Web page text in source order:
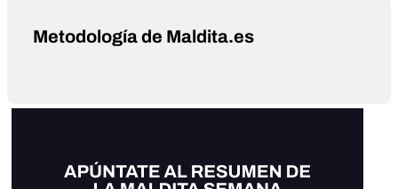
Metodología de Maldita.es